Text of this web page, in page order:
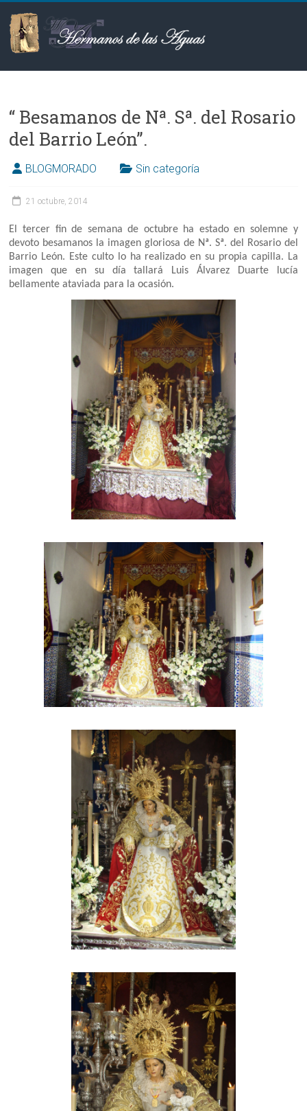
contenido
Hermanos
las
Aguas
“ Besamanos de Nª. Sª. del Rosario
del Barrio León”.
BLOGMORADO Sin categoría
21 octubre, 2014
El tercer fin de semana de octubre ha estado en solemne y
devoto besamanos la imagen gloriosa de Nª. Sª. del Rosario del
Barrio León. Este culto lo ha realizado en su propia capilla. La
imagen que en su día tallará Luis Álvarez Duarte lucía
bellamente ataviada para la ocasión.